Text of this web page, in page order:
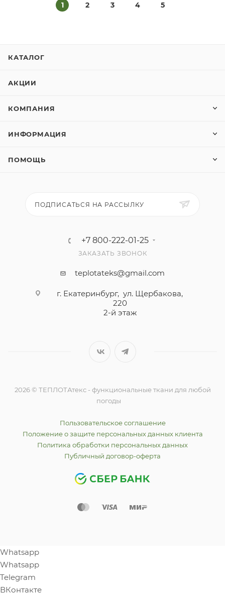
1 2 3 4 5
КАТАЛОГ
АКЦИИ
КОМПАНИЯ
ИНФОРМАЦИЯ
ПОМОЩЬ
ПОДПИСАТЬСЯ НА РАССЫЛКУ
+7 800-222-01-25
ЗАКАЗАТЬ ЗВОНОК
teplotateks@gmail.com
г. Екатеринбург, ул. Щербакова,
220
2-й этаж
2026 © ТЕПЛОТАтекс - функциональные ткани для любой
погоды
Пользовательское соглашение
Положение о защите персональных данных клиента
Политика обработки персональных данных
Публичный договор-оферта
Whatsapp
Whatsapp
Telegram
ВКонтакте